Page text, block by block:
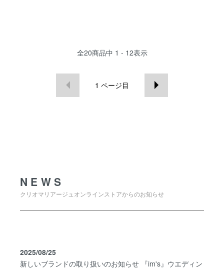
全20商品中 1 - 12表示
1 ページ目
NEWS
クリオマリアージュオンラインストアからのお知らせ
2025/08/25
新しいブランドの取り扱いのお知らせ 『im's』ウエディン